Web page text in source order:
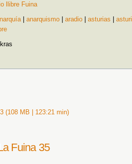
llibre Fuina
| anarquismo aradio asturias
(108 MB | 123:21 min)
Fuina 35